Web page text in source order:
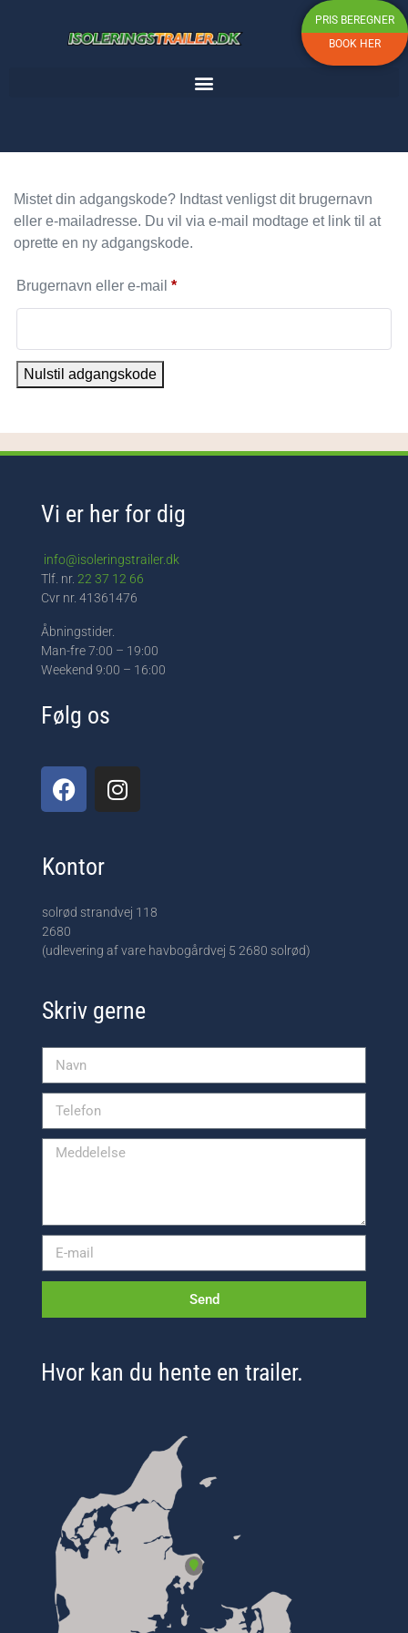
PRIS BEREGNER
BOOK HER
Mistet din adgangskode? Indtast venligst dit brugernavn
eller e-mailadresse. Du vil via e-mail modtage et link til at
oprette en ny adgangskode.
Brugernavn eller e-mail *
Nulstil adgangskode
Vi er her for dig
info@isoleringstrailer.dk
Tlf. nr. 22 37 12 66
Cvr nr. 41361476
Åbningstider.
Man-fre 7:00 – 19:00
Weekend 9:00 – 16:00
Følg os
Kontor
solrød strandvej 118
2680
(udlevering af vare havbogårdvej 5 2680 solrød)
Skriv gerne
Send
Hvor kan du hente en trailer.